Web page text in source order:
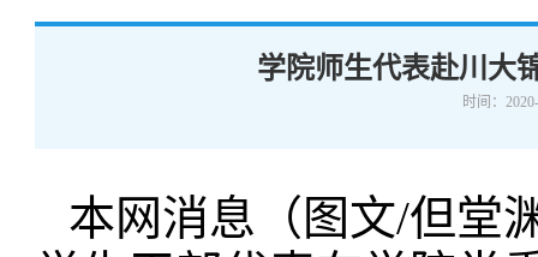
学院师生代表赴川大
时间：
本网消息（图文/但堂